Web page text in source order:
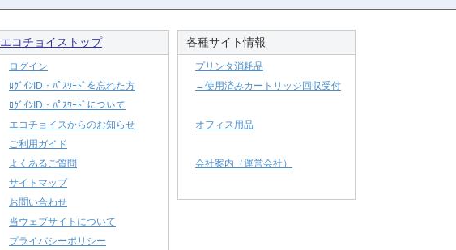
エコチョイストップ
ログイン
ﾛｸﾞｲﾝID・ﾊﾟｽﾜｰﾄﾞを忘れた方
ﾛｸﾞｲﾝID・ﾊﾟｽﾜｰﾄﾞについて
エコチョイスからのお知らせ
ご利用ガイド
よくあるご質問
サイトマップ
お問い合わせ
当ウェブサイトについて
プライバシーポリシー
各種サイト情報
プリンタ消耗品
→使用済みカートリッジ回収受付
オフィス用品
会社案内（運営会社）